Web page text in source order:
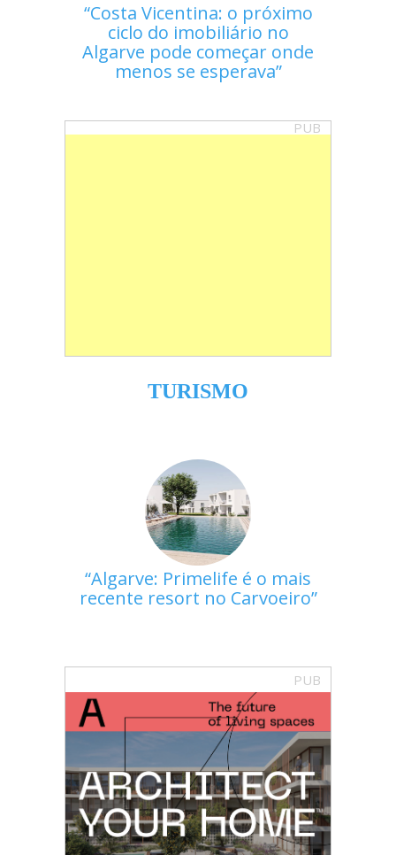
Costa Vicentina: o próximo
ciclo do imobiliário no
Algarve pode começar onde
menos se esperava
PUB
TURISMO
Algarve: Primelife é o mais
recente resort no Carvoeiro
PUB